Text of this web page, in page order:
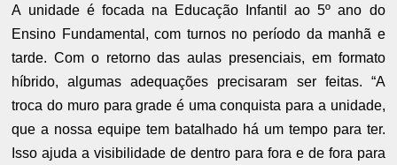
A unidade é focada na Educação Infantil ao 5º ano do
Ensino Fundamental, com turnos no período da manhã e
tarde. Com o retorno das aulas presenciais, em formato
híbrido, algumas adequações precisaram ser feitas. “A
troca do muro para grade é uma conquista para a unidade,
que a nossa equipe tem batalhado há um tempo para ter.
Isso ajuda a visibilidade de dentro para fora e de fora para